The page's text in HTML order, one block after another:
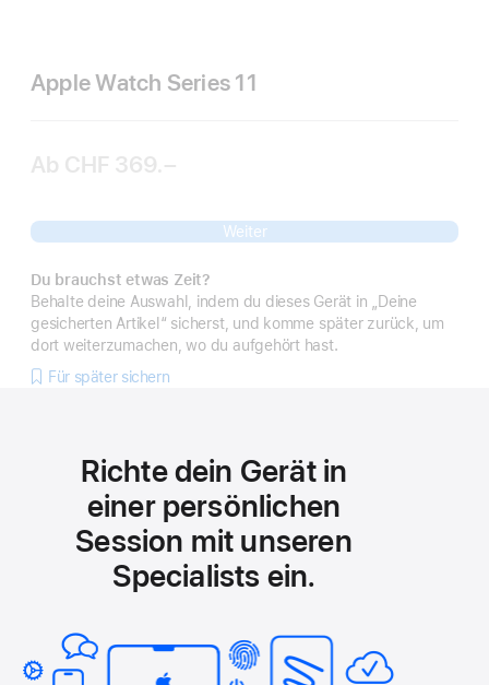
Apple Watch Series 11
Ab CHF 369.–
Weiter
Du brauchst etwas Zeit?
Behalte deine Auswahl, indem du dieses Gerät in „Deine
gesicherten Artikel“ sicherst, und komme später zurück, um
dort weiterzumachen, wo du aufgehört hast.
Für später sichern
Richte dein Gerät in
einer persönlichen
Session mit unseren
Specialists ein.